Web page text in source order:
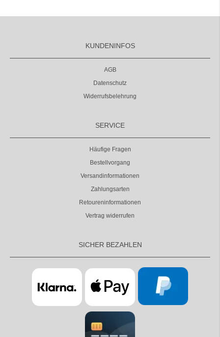
KUNDENINFOS
AGB
Datenschutz
Widerrufsbelehrung
SERVICE
Häufige Fragen
Bestellvorgang
Versandinformationen
Zahlungsarten
Retoureninformationen
Vertrag widerrufen
SICHER BEZAHLEN